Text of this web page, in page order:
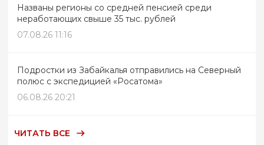
Названы регионы со средней пенсией среди
неработающих свыше 35 тыс. рублей
07.08.26 11:16
Подростки из Забайкалья отправились на Северный
полюс с экспедицией «Росатома»
06.08.26 20:21
ЧИТАТЬ ВСЕ